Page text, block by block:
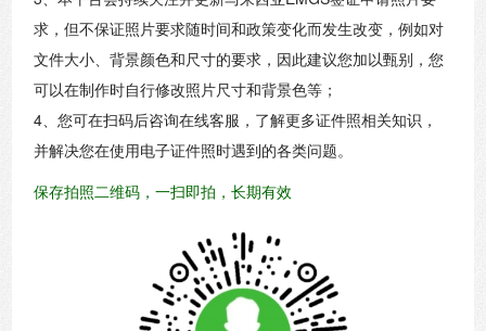
求，但不保证照片要求随时间和政策变化而发生改变，例如对
文件大小、背景颜色和尺寸的要求，因此建议您加以甄别，您
可以在制作时自行修改照片尺寸和背景色等；
4、您可在扫码后咨询在线客服，了解更多证件照相关知识，
并解决您在使用电子证件照时遇到的各类问题。
保存拍照二维码，一扫即拍，长期有效